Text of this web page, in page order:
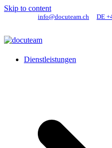
Skip to content
info@docuteam.ch DE
Dienstleistungen